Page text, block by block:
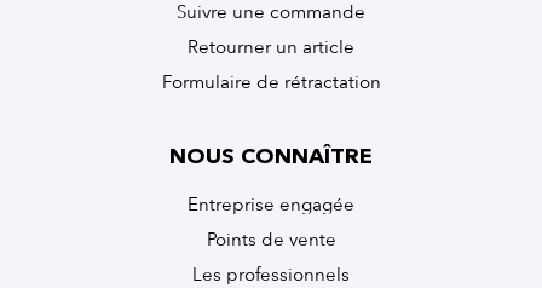
Suivre une commande
Retourner un article
Formulaire de rétractation
NOUS CONNAÎTRE
Entreprise engagée
Points de vente
Les professionnels